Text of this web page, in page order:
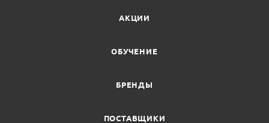
АКЦИИ
ОБУЧЕНИЕ
БРЕНДЫ
ПОСТАВЩИКИ